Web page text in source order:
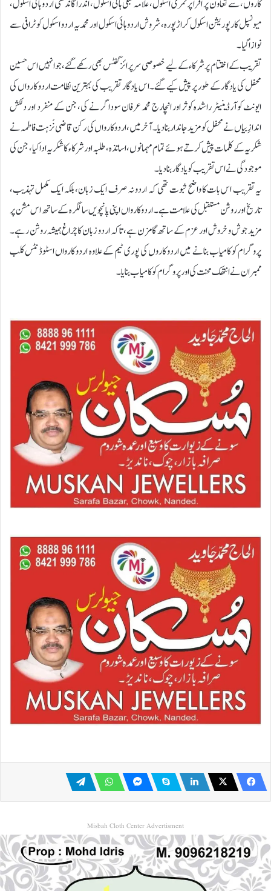
کاروں، سے تعاون پر اقرا پرئمری اسکول، علامہ شبلی ہائی اسکول، اندرا گاندھی اردو ہائی اسکول،
میونسپل کارپوریشن اسکول کراڑپورہ، شروش اردو ہائی اسکول اور محمدیہ اردو اسکول کو ٹرافی سے
نوازا گیا۔
تقریب کے اختتام پر شرکاء کے لیے خصوصی سرپرائز گفٹس بھی رکھے گئے، جو انہیں اس حسین
محفل کی یادگار کے طور پر پیش کیے گئے۔ اس یادگار تقریب کی بہترین نظامت اردو کارواں کی
ایونٹ کوآرڈینیٹر راشدہ کوثر اور انچارج محمد عرفان سوداگر نے کی، جن کے منفرد اور دلکش
اندازِ بیاں نے محفل کو مزید جاندار بنا دیا۔ آخر میں، اردو کارواں کی رکن قاضی نُزہت فاطمہ نے
شکریہ کے کلمات پیش کرتے ہوئے تمام مہمانوں، اساتذہ، طلبہ اور شرکاء کا شکریہ ادا کیا، جن کی
موجودگی نے اس تقریب کو یادگار بنا دیا۔
یہ تقریب اس بات کا واضح ثبوت تھی کہ اردو نہ صرف ایک زبان، بلکہ ایک مکمل تہذیب،
تاریخ اور روشن مستقبل کی علامت ہے۔ اردو کارواں اپنی پانچویں سالگرہ کے ساتھ اس مشن پر
مزید جوش و خروش اور عزم کے ساتھ گامزن ہے، تاکہ اردو زبان کا چراغ ہمیشہ روشن رہے۔
پروگرام کو کامیاب بنانے میں اردو کاروں کی پوری ٹیم کے علاوہ اردو کارواں اسٹوڈنٹس کلب
ممبران نے انتھک محنت کی اور پروگرام کو کامیاب بنایا۔
Misbah Cloth Center Advertisment